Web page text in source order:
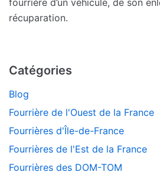
récuparation.
Catégories
Blog
Fourrière de l'Ouest de la France
Fourrières d'Île-de-France
Fourrières de l'Est de la France
Fourrières des DOM-TOM